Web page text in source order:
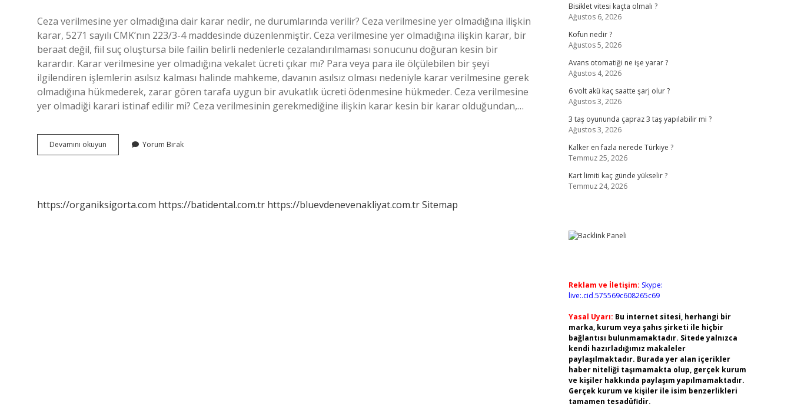
Ceza verilmesine yer olmadığına dair karar nedir, ne durumlarında verilir? Ceza verilmesine yer olmadığına ilişkin
karar, 5271 sayılı CMK’nın 223/3-4 maddesinde düzenlenmiştir. Ceza verilmesine yer olmadığına ilişkin karar, bir
beraat değil, fiil suç oluştursa bile failin belirli nedenlerle cezalandırılmaması sonucunu doğuran kesin bir
karardır. Karar verilmesine yer olmadığına vekalet ücreti çıkar mı? Para veya para ile ölçülebilen bir şeyi
ilgilendiren işlemlerin asılsız kalması halinde mahkeme, davanın asılsız olması nedeniyle karar verilmesine gerek
olmadığına hükmederek, zarar gören tarafa uygun bir avukatlık ücreti ödenmesine hükmeder. Ceza verilmesine
yer olmadiği karari istinaf edilir mi? Ceza verilmesinin gerekmediğine ilişkin karar kesin bir karar olduğundan,…
Devamını okuyun
Verilmesine
Ücreti
Yorum Bırak
https://organiksigorta.com https://batidental.com.tr https://bluevdenevenakliyat.com.trSitemap
Bisiklet vitesi kaçta olmalı ?
Ağustos 6, 2026
Kofun nedir ?
Ağustos 5, 2026
Avans otomatiği ne işe yarar ?
Ağustos 4, 2026
6 volt akü kaç saatte şarj olur ?
Ağustos 3, 2026
3 taş oyununda çapraz 3 taş yapılabilir mi ?
Ağustos 3, 2026
Kalker en fazla nerede Türkiye ?
Temmuz 25, 2026
Kart limiti kaç günde yükselir ?
Temmuz 24, 2026
Reklam ve İletişim: Skype:
live:.cid.575569c608265c69
Yasal Uyarı: Bu internet sitesi, herhangi bir
marka, kurum veya şahıs şirketi ile hiçbir
bağlantısı bulunmamaktadır. Sitede yalnızca
kendi hazırladığımız makaleler
paylaşılmaktadır. Burada yer alan içerikler
haber niteliği taşımamakta olup, gerçek kurum
ve kişiler hakkında paylaşım yapılmamaktadır.
Gerçek kurum ve kişiler ile isim benzerlikleri
tamamen tesadüfidir.